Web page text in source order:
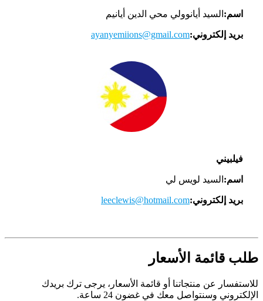
اسم: السيد أيانوولي محي الدين أيانيم
بريد إلكتروني:ayanyemiions@gmail.com
فيلبيني
اسم: السيد لويس لي
بريد إلكتروني:leeclewis@hotmail.com
طلب قائمة الأسعار
للاستفسار عن منتجاتنا أو قائمة الأسعار، يرجى ترك بريدك
الإلكتروني وسنتواصل معك في غضون 24 ساعة.